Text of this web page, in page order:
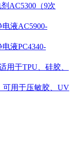
AC5300（9次
液AC5900-
液PC4340-
用于TPU、硅胶、
可用于压敏胶、UV